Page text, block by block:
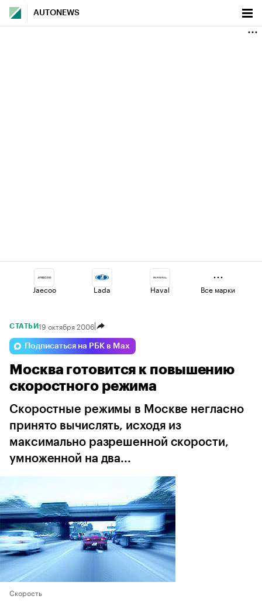
AUTONEWS
Jaecoo Lada Haval
Geely Volga
Esteo Voyah Changan
Все марки
СТАТЬИ19 октября 2006
Подписаться на РБК в Max
Москва готовится к повышению
скоростного режима
Скоростные режимы в Москве негласно
принято вычислять, исходя из
максимально разрешенной скорости,
умноженной на два...
Скорость